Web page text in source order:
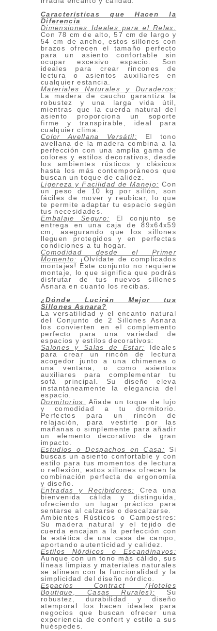
Características que Hacen la
Diferencia
Dimensiones Ideales para el Relax:
Con 78 cm de alto, 57 cm de largo y
54 cm de ancho, estos sillones con
brazos ofrecen el tamaño perfecto
para un asiento confortable sin
ocupar excesivo espacio. Son
ideales para crear rincones de
lectura o asientos auxiliares en
cualquier estancia.
Materiales Naturales y Duraderos:
La madera de caucho garantiza la
robustez y una larga vida útil,
mientras que la cuerda natural del
asiento proporciona un soporte
firme y transpirable, ideal para
cualquier clima.
Color Avellana Versátil: El tono
avellana de la madera combina a la
perfección con una amplia gama de
colores y estilos decorativos, desde
los ambientes rústicos y clásicos
hasta los más contemporáneos que
buscan un toque de calidez.
Ligereza y Facilidad de Manejo: Con
un peso de 10 kg por sillón, son
fáciles de mover y reubicar, lo que
te permite adaptar tu espacio según
tus necesidades.
Embalaje Seguro: El conjunto se
entrega en una caja de 89x64x59
cm, asegurando que los sillones
lleguen protegidos y en perfectas
condiciones a tu hogar.
Comodidad desde el Primer
Momento:
¡Olvídate de complicados
montajes! Este conjunto no requiere
montaje, lo que significa que podrás
disfrutar de tus nuevos sillones
Asnara en cuanto los recibas.
¿Dónde Lucirán Mejor tus
Sillones Asnara?
La versatilidad y el encanto natural
del Conjunto de 2 Sillones Asnara
los convierten en el complemento
perfecto para una variedad de
espacios y estilos decorativos:
Salones y Salas de Estar: Ideales
para crear un rincón de lectura
acogedor junto a una chimenea o
una ventana, o como asientos
auxiliares para complementar tu
sofá principal. Su diseño eleva
instantáneamente la elegancia del
espacio.
Dormitorios: Añade un toque de lujo
y comodidad a tu dormitorio.
Perfectos para un rincón de
relajación, para vestirte por las
mañanas o simplemente para añadir
un elemento decorativo de gran
impacto.
Estudios o Despachos en Casa: Si
buscas un asiento confortable y con
estilo para tus momentos de lectura
o reflexión, estos sillones ofrecen la
combinación perfecta de ergonomía
y diseño.
Entradas y Recibidores: Crea una
bienvenida cálida y distinguida,
ofreciendo un lugar práctico para
sentarse al calzarse o descalzarse.
Ambientes Rústicos o Campestres:
Su madera natural y el tejido de
cuerda encajan a la perfección con
la estética de una casa de campo,
aportando autenticidad y calidez.
Estilos Nórdicos o Escandinavos:
Aunque con un tono más cálido, sus
líneas limpias y materiales naturales
se alinean con la funcionalidad y la
simplicidad del diseño nórdico.
Espacios Contract (Hoteles
Boutique, Casas Rurales): Su
robustez, durabilidad y diseño
atemporal los hacen ideales para
negocios que buscan ofrecer una
experiencia de confort y estilo a sus
huéspedes.